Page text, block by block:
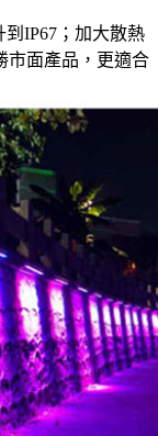
IP67；加大散熱
市面產品，更適合